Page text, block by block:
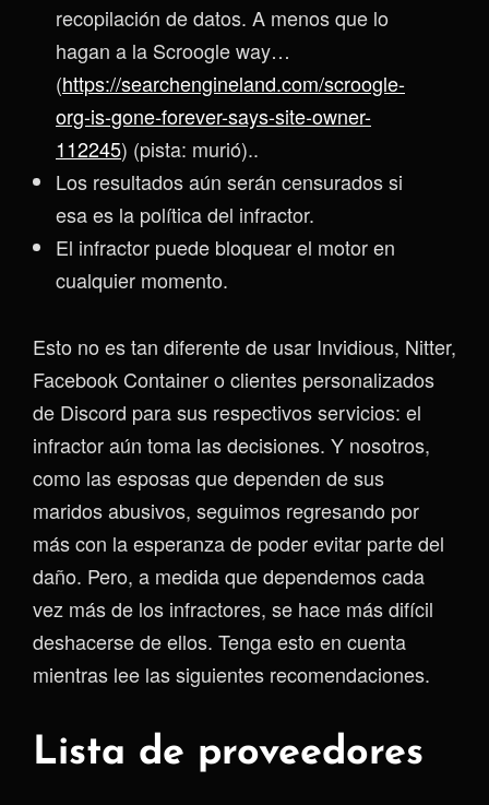
recopilación de datos. A menos que lo
hagan a la Scroogle way…
(https://searchengineland.com/scroogle-
org-is-gone-forever-says-site-owner-
112245) (pista: murió)..
Los resultados aún serán censurados si
esa es la política del infractor.
El infractor puede bloquear el motor en
cualquier momento.
Esto no es tan diferente de usar Invidious, Nitter,
Facebook Container o clientes personalizados
de Discord para sus respectivos servicios: el
infractor aún toma las decisiones. Y nosotros,
como las esposas que dependen de sus
maridos abusivos, seguimos regresando por
más con la esperanza de poder evitar parte del
daño. Pero, a medida que dependemos cada
vez más de los infractores, se hace más difícil
deshacerse de ellos. Tenga esto en cuenta
mientras lee las siguientes recomendaciones.
Lista de proveedores